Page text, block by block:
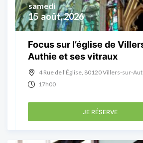
15 août, 2026
samedi
Focus sur l’église de
Authie et ses vitraux
4 Rue de l'Église, 80120 Villers-sur-
17h00
JE RÉSERVE